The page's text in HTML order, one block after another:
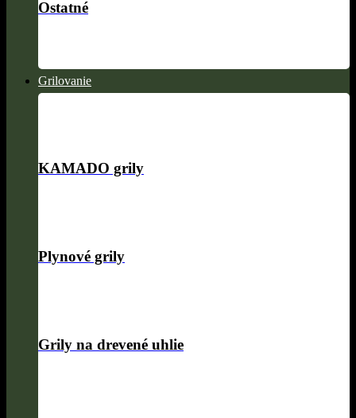
Ostatné
Grilovanie
KAMADO grily
Plynové grily
Grily na drevené uhlie